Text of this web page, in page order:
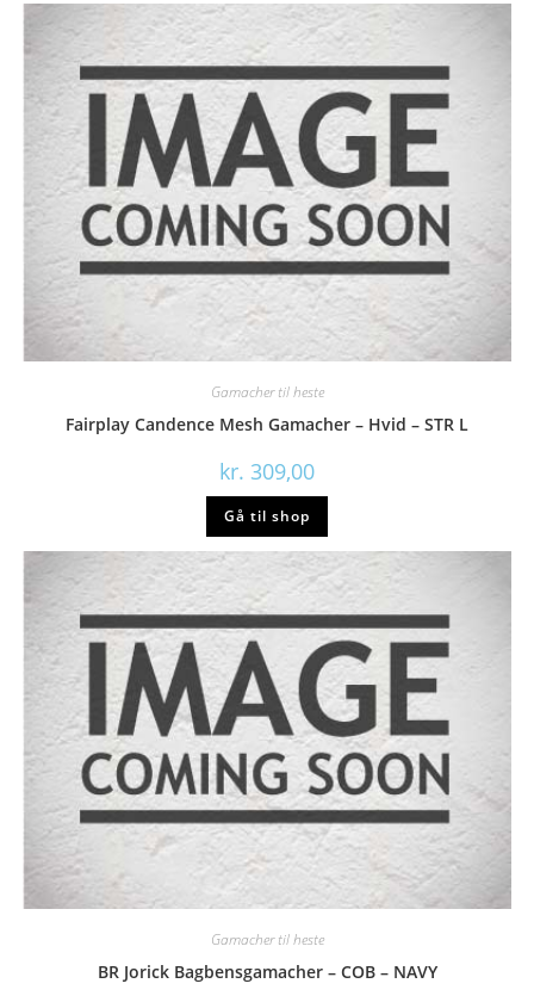
Gamacher til heste
Fairplay Candence Mesh Gamacher – Hvid – STR L
kr. 309,00
Gå til shop
Gamacher til heste
BR Jorick Bagbensgamacher – COB – NAVY